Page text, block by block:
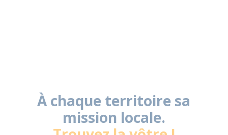
À chaque territoire sa
mission locale.